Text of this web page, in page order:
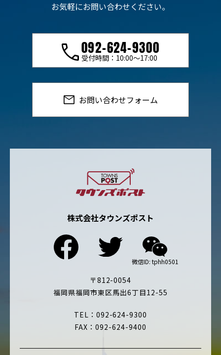
お気軽にお問い合わせください。
092-624-9300
受付時間：10:00〜17:00
お問い合わせフォーム
株式会社タウンズポスト
〒812-0054
福岡県福岡市東区馬出6丁目12-55
TEL：092-624-9300
FAX：092-624-9400